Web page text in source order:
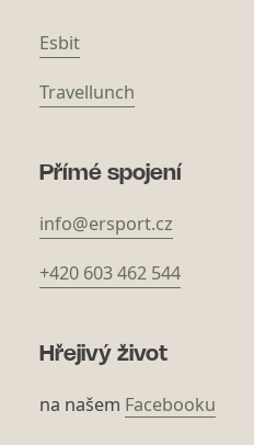
Esbit
Travellunch
Přímé spojení
info@ersport.cz
+420 603 462 544
Hřejivý život
na našem Facebooku